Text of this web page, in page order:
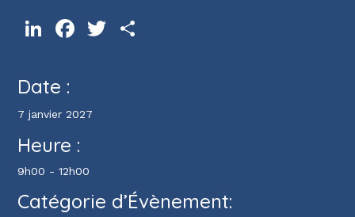
LinkedInFacebookTwitter
Date :
7 janvier 2027
Heure :
9h00 - 12h00
Catégorie d’Évènement: